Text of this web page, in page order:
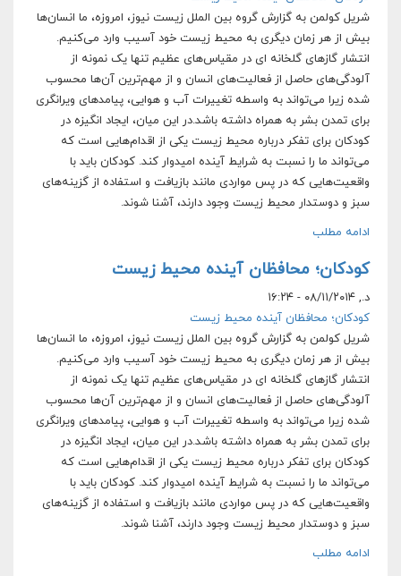
شریل کولمن به گزارش گروه بین الملل زیست نیوز، امروزه، ما انسان‌ها
بیش از هر زمان دیگری به محیط زیست خود آسیب وارد می‌کنیم.
انتشار گازهای گلخانه ای در مقیاس‌های عظیم تنها یک نمونه از
آلودگی‌های حاصل از فعالیت‌های انسان و از مهم‌ترین آن‌ها محسوب
شده زیرا می‌تواند به واسطه تغییرات آب و هوایی، پیامدهای ویرانگری
برای تمدن بشر به همراه داشته باشد.در این میان، ایجاد انگیزه در
کودکان برای تفکر درباره محیط زیست یکی از اقدام‌هایی است که
می‌تواند ما را نسبت به شرایط آینده امیدوار کند. کودکان باید با
واقعیت‌هایی که در پس مواردی مانند بازیافت و استفاده از گزینه‌های
سبز و دوستدار محیط زیست وجود دارند، آشنا شوند.
ادامه مطلب
کودکان؛ محافظان آینده محیط زیست
د., ۰۸/۱۱/۲۰۱۴ - ۱۶:۲۴
کودکان؛ محافظان آینده محیط زیست
شریل کولمن به گزارش گروه بین الملل زیست نیوز، امروزه، ما انسان‌ها
بیش از هر زمان دیگری به محیط زیست خود آسیب وارد می‌کنیم.
انتشار گازهای گلخانه ای در مقیاس‌های عظیم تنها یک نمونه از
آلودگی‌های حاصل از فعالیت‌های انسان و از مهم‌ترین آن‌ها محسوب
شده زیرا می‌تواند به واسطه تغییرات آب و هوایی، پیامدهای ویرانگری
برای تمدن بشر به همراه داشته باشد.در این میان، ایجاد انگیزه در
کودکان برای تفکر درباره محیط زیست یکی از اقدام‌هایی است که
می‌تواند ما را نسبت به شرایط آینده امیدوار کند. کودکان باید با
واقعیت‌هایی که در پس مواردی مانند بازیافت و استفاده از گزینه‌های
سبز و دوستدار محیط زیست وجود دارند، آشنا شوند.
ادامه مطلب